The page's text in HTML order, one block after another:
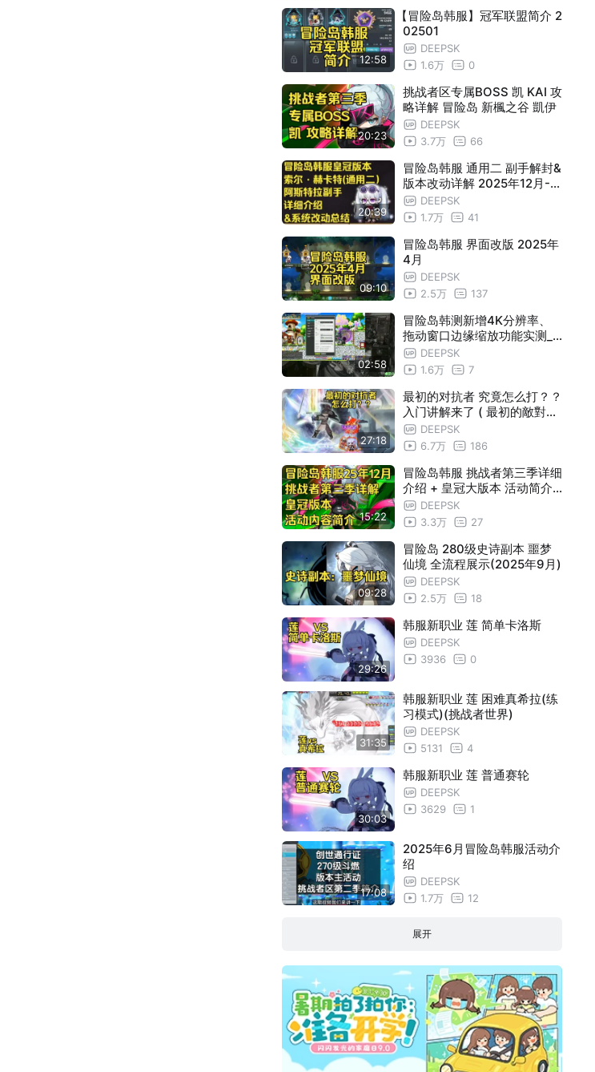
12:58
【冒险岛韩服】冠军联盟简介 2
02501
DEEPSK
1.6万
0
20:23
挑战者区专属BOSS 凯 KAI 攻
略详解 冒险岛 新楓之谷 凱伊
DEEPSK
3.7万
66
20:39
冒险岛韩服 通用二 副手解封&
版本改动详解 2025年12月-2
026年2月 皇冠版本
DEEPSK
1.7万
41
09:10
冒险岛韩服 界面改版 2025年
4月
DEEPSK
2.5万
137
02:58
冒险岛韩测新增4K分辨率、
拖动窗口边缘缩放功能实测_K
MST1.2.154_20230511
DEEPSK
1.6万
7
27:18
最初的对抗者 究竟怎么打？？
入门讲解来了 ( 最初的敵對者
第一个对手 )
DEEPSK
6.7万
186
15:22
冒险岛韩服 挑战者第三季详细
介绍 + 皇冠大版本 活动简介
2025年12月
DEEPSK
3.3万
27
09:28
冒险岛 280级史诗副本 噩梦
仙境 全流程展示(2025年9月)
DEEPSK
2.5万
18
29:26
韩服新职业 莲 简单卡洛斯
DEEPSK
3936
0
31:35
韩服新职业 莲 困难真希拉(练
习模式)(挑战者世界)
DEEPSK
5131
4
30:03
韩服新职业 莲 普通赛轮
DEEPSK
3629
1
17:08
2025年6月冒险岛韩服活动介
绍
DEEPSK
1.7万
12
展开